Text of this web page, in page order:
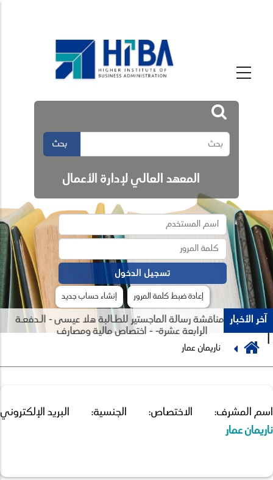
بحث
المعهد العالي لإدارة الأعمال
إنشاء حساب جديد إعادة ضبط كلمة المرور
آخر الأخبار
جلسة مناقشة رسالة الماجستير للطـالبة هلا عيسى - الـدفعـة
الرابعة عشرة- - اختصاص مالية ومصارف
Previous
Next
Breadcrumb
ناريمان عمار
اسم المشرف:
ناريمان عمار
الاختصاص: الجنسية: البريد